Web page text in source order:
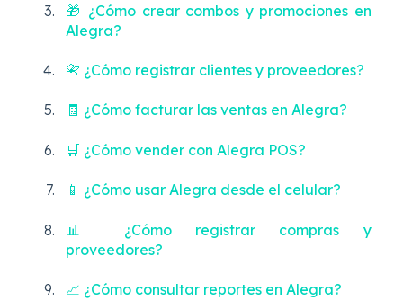
🎁 ¿Cómo crear combos y promociones en
Alegra?
📇 ¿Cómo registrar clientes y proveedores?
🧾 ¿Cómo facturar las ventas en Alegra?
🛒 ¿Cómo vender con Alegra POS?
📱 ¿Cómo usar Alegra desde el celular?
📊 ¿Cómo registrar compras y
proveedores?
📈 ¿Cómo consultar reportes en Alegra?